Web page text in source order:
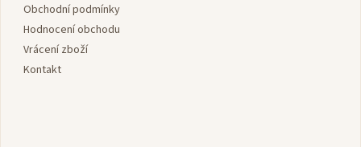
Obchodní podmínky
Hodnocení obchodu
Vrácení zboží
Kontakt